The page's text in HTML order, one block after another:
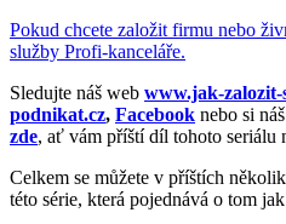
Pokud chcete založit firmu nebo
služby Profi-kanceláře.
Sledujte náš web www.jak-zalozit-
podnikat.cz, Facebook nebo si
zde, ať vám příští díl tohoto seriálu
Celkem se můžete v příštích
této série, která pojednává o tom